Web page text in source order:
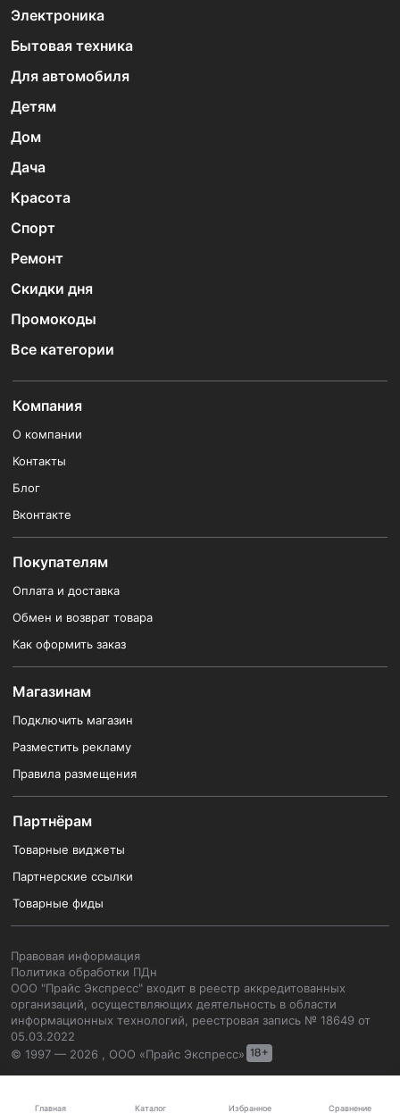
Главная Каталог Избранное Сравнение
Электроника
Бытовая техника
Для автомобиля
Детям
Дом
Дача
Красота
Спорт
Ремонт
Скидки дня
Промокоды
Все категории
Компания
О компании
Контакты
Блог
Вконтакте
Покупателям
Оплата и доставка
Обмен и возврат товара
Как оформить заказ
Магазинам
Подключить магазин
Разместить рекламу
Правила размещения
Партнёрам
Товарные виджеты
Партнерские ссылки
Товарные фиды
Правовая информация
Политика обработки ПДн
ООО "Прайс Экспресс" входит в реестр аккредитованных
организаций, осуществляющих деятельность в области
информационных технологий, реестровая запись № 18649 от
05.03.2022
© 1997 — 2026 , ООО «Прайс Экспресс»